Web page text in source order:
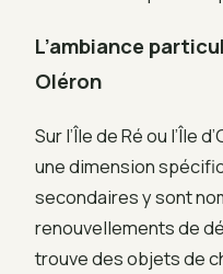
L’ambiance
Oléron
Sur l’Île de Ré ou l’Île
une dimension
secondaires y sont
renouvellements de
trouve des objets de